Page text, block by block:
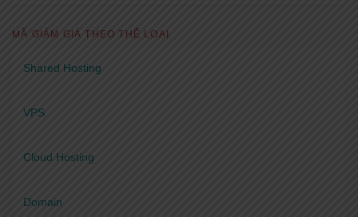
MÃ GIẢM GIÁ THEO THỂ LOẠI
Shared Hosting
VPS
Cloud Hosting
Domain